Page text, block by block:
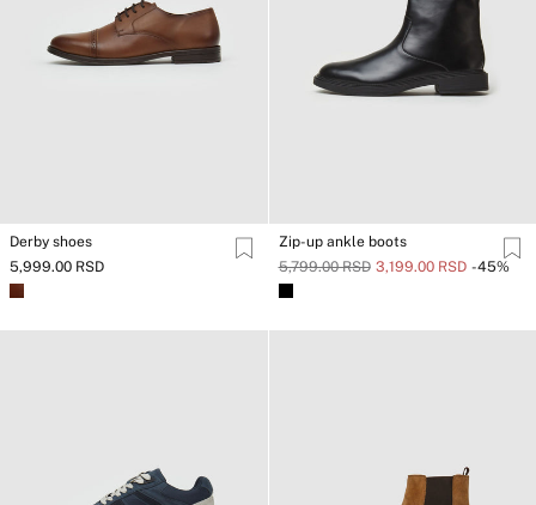
Derby shoes
5,999.00 RSD
Zip-up ankle boots
5,799.00 RSD 3,199.00 RSD -45%